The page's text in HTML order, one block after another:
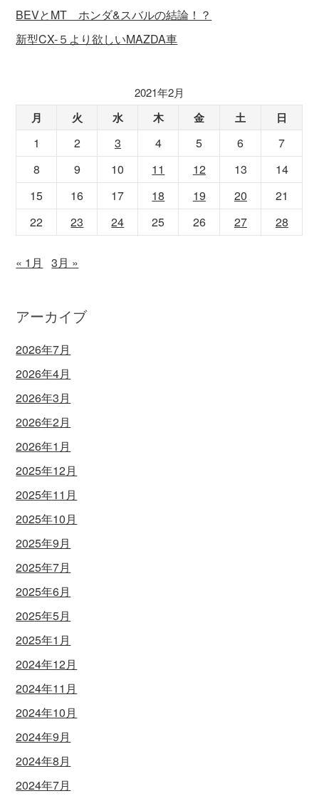
BEVとMT ホンダ&スバルの結論！？
新型CX-５より欲しいMAZDA車
2021年2月
月 火 水 木 金 土 日
1 2 3 4 5 6
7
8
9 10 11 12 13
14
15
16 17 18 19 20
21
22
23 24 25 26 27 28
« 1月 3月 »
アーカイブ
2026年7月
2026年4月
2026年3月
2026年2月
2026年1月
2025年12月
2025年11月
2025年10月
2025年9月
2025年7月
2025年6月
2025年5月
2025年1月
2024年12月
2024年11月
2024年10月
2024年9月
2024年8月
2024年7月